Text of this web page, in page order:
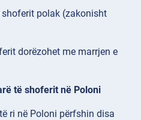
shoferit polak (zakonisht
dorëzohet me marrjen e
të shoferit në Poloni
ri në Poloni përfshin disa